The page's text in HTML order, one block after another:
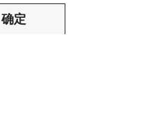
确定